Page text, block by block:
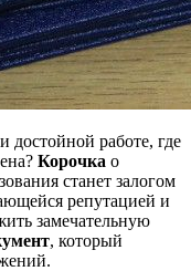
достойной работе, где
Корочка о
станет залогом
репутацией и
замечательную
, который